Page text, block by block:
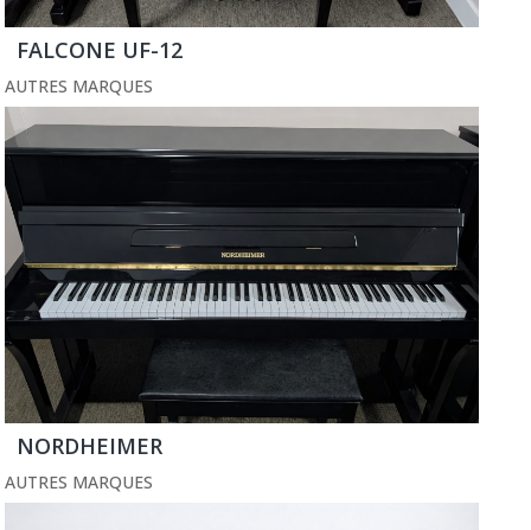
FALCONE UF-12
AUTRES MARQUES
NORDHEIMER
AUTRES MARQUES